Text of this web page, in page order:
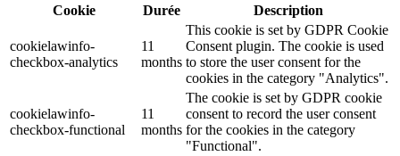
Cookie
Durée Description
cookielawinfo-
checkbox-analytics
11
months
This cookie is set by GDPR Cookie
Consent plugin. The cookie is used
to store the user consent for the
cookies in the category "Analytics".
cookielawinfo-
checkbox-functional
11
months
The cookie is set by GDPR cookie
consent to record the user consent
for the cookies in the category
"Functional".